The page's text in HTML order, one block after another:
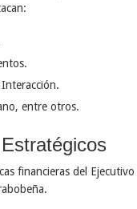
entre otros.
financieras del